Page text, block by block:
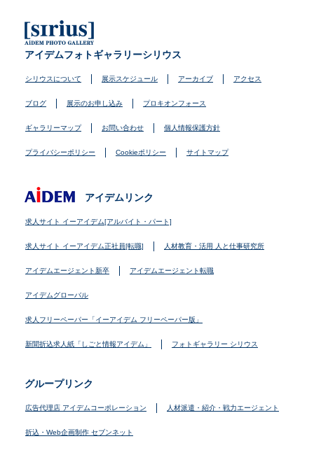
アイデムフォトギャラリーシリウス
シリウスについて 展示スケジュール アーカイブ アクセス
ブログ 展示のお申し込み プロキオンフォース
ギャラリーマップ お問い合わせ 個人情報保護方針
プライバシーポリシー Cookieポリシー サイトマップ
アイデムリンク
求人サイト イーアイデム[アルバイト・パート]
求人サイト イーアイデム正社員[転職] 人材教育・活用 人と仕事研究所
アイデムエージェント新卒 アイデムエージェント転職
アイデムグローバル
求人フリーペーパー「イーアイデム フリーペーパー版」
新聞折込求人紙「しごと情報アイデム」 フォトギャラリー シリウス
グループリンク
広告代理店 アイデムコーポレーション 人材派遣・紹介・戦力エージェント
折込・Web企画制作 セブンネット